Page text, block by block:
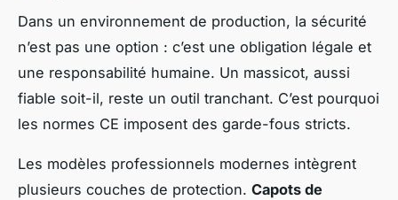
Dans un environnement de production, la sécurité
n’est pas une option : c’est une obligation légale et
une responsabilité humaine. Un massicot, aussi
fiable soit-il, reste un outil tranchant. C’est pourquoi
les normes CE imposent des garde-fous stricts.
Les modèles professionnels modernes intègrent
plusieurs couches de protection. Capots de